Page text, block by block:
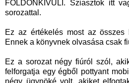
FÖLDÖNKÍVÜLI. Sziasztok itt
sorozattal.
Ez az értékelés most az összes
Ennek a könyvnek olvasása csak
Ez a sorozat négy fiúról szól,
felforgatja egy égből pottyant